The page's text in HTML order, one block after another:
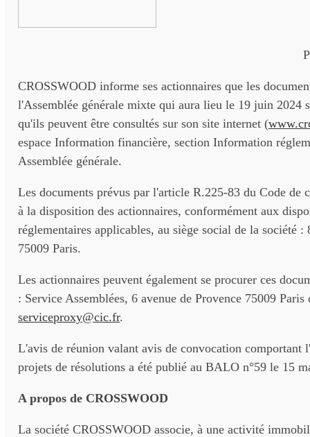
CROSSWOOD informe ses actionnaires que les
l'Assemblée générale mixte qui aura lieu le 19 juin 2024
qu'ils peuvent être consultés sur son site internet (
espace Information financière, section Information
Assemblée générale.
Les documents prévus par l'article R.225-83 du Code de
à la disposition des actionnaires, conformément aux
réglementaires applicables, au siège social de la société :
75009 Paris.
Les actionnaires peuvent également se procurer ces
: Service Assemblées, 6 avenue de Provence 75009
serviceproxy@cic.fr.
L'avis de réunion valant avis de convocation comportant
projets de résolutions a été publié au BALO n°59 le 15
A propos de CROSSWOOD
La société CROSSWOOD associe, à une activité